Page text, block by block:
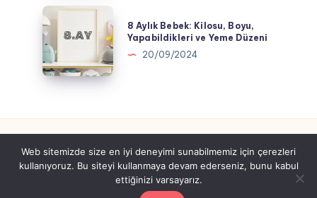
Yapabildikleri
ve
Yeme
Düzeni
Aylık
Bebek:
Kilosu,
Boyu,
ve
Yeme
Düzeni
8 Aylık Bebek: Kilosu, Boyu,
Yapabildikleri ve Yeme Düzeni
20/09/2024
Tüm hakları saklıdır gebeyim.com.tr
Web sitemizde size en iyi deneyimi sunabilmemiz için çerezleri
kullanıyoruz. Bu siteyi kullanmaya devam ederseniz, bunu kabul
ettiğinizi varsayarız.